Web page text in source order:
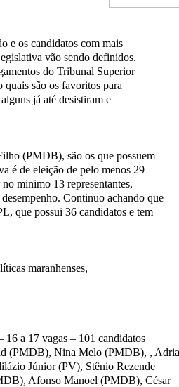
e os candidatos com mais
vão sendo definidos.
do Tribunal Superior
são os favoritos para
já até desistiram e
(PMDB), são os que possuem
é de eleição de pelo menos 29
minimo 13 representantes,
Continuo achando que
que possui 36 candidatos e tem
maranhenses,
a 17 vagas – 101 candidatos
(PMDB), Nina Melo (PMDB), ,
Júnior (PV), Stênio Rezende
Afonso Manoel (PMDB), César